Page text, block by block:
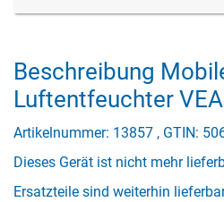
Beschreibung
Luftentfeuchter
Artikelnummer: 13857 , GTIN:
Dieses Gerät ist nicht mehr
Ersatzteile sind weiterhin